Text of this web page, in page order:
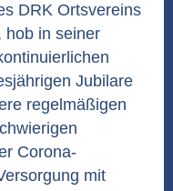
DRK Ortsvereins
hob in seiner
Jubilare
regelmäßigen
Corona-
mit